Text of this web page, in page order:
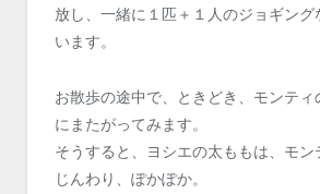
放し、一緒に１匹＋１人のジョギン
います。
お散歩の途中で、ときどき、モンテ
にまたがってみます。
そうすると、ヨシエの太ももは、モン
じんわり、ぽかぽか。